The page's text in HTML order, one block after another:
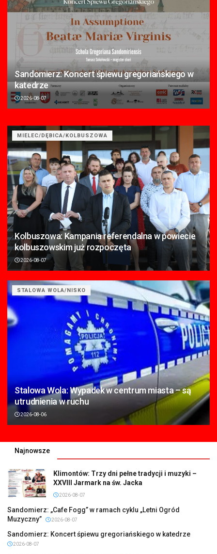
Sandomierz: Koncert śpiewu gregoriańskiego w
katedrze
2026-08-07
MIELEC/DĘBICA/KOLBUSZOWA
Kolbuszowa: Kampania referendalna w powiecie
kolbuszowskim już rozpoczęta
2026-08-07
STALOWA WOLA/NISKO
Stalowa Wola: Wypadek w centrum miasta – są
utrudnienia w ruchu
2026-08-06
Najnowsze
Klimontów: Trzy dni pełne tradycji i muzyki –
XXVIII Jarmark na św. Jacka
2026-08-07
Sandomierz: „Cafe Fogg” w ramach cyklu „Letni Ogród
Muzyczny”
2026-08-07
Sandomierz: Koncert śpiewu gregoriańskiego w katedrze
2026-08-07